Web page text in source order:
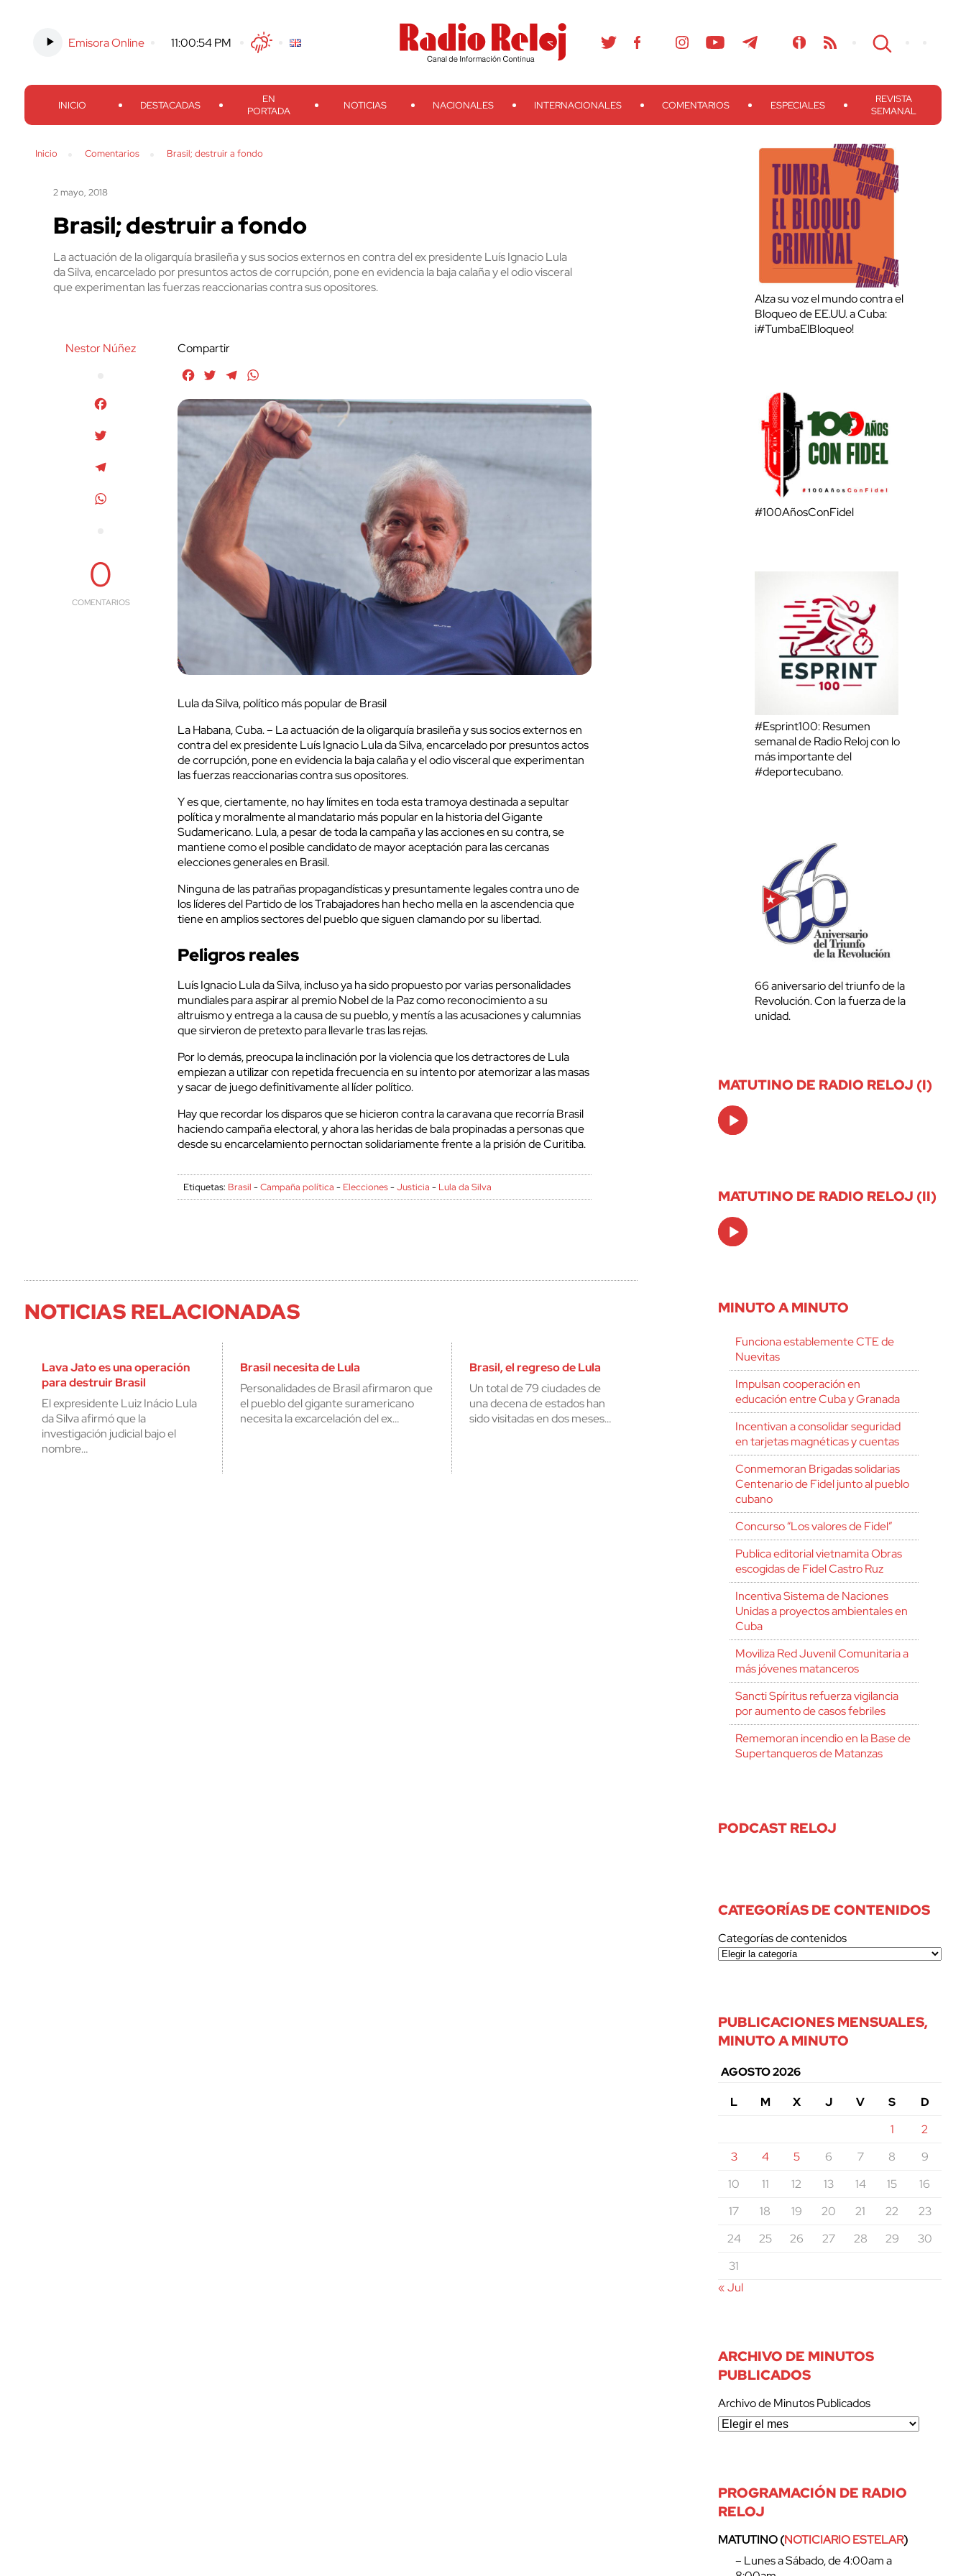
Emisora Online -11:00:55 PM TwitterFacebook
Threads
Instagram TelegramTeveo Ivoox RSS Search
INICIO DESTACADAS
EN
PORTADA
NOTICIAS NACIONALES INTERNACIONALES COMENTARIOS ESPECIALES
REVISTA
SEMANAL
Inicio Comentarios Brasil; destruir a fondo
2 mayo, 2018
Brasil; destruir a fondo
La actuación de la oligarquía brasileña y sus socios externos en contra del ex presidente Luís Ignacio Lula
da Silva, encarcelado por presuntos actos de corrupción, pone en evidencia la baja calaña y el odio visceral
que experimentan las fuerzas reaccionarias contra sus opositores.
Nestor Núñez
0
COMENTARIOS
Compartir
FacebookTwitterTelegram
Lula da Silva, político más popular de Brasil
La Habana, Cuba. – La actuación de la oligarquía brasileña y sus socios externos en
contra del ex presidente Luís Ignacio Lula da Silva, encarcelado por presuntos actos
de corrupción, pone en evidencia la baja calaña y el odio visceral que experimentan
las fuerzas reaccionarias contra sus opositores.
Y es que, ciertamente, no hay límites en toda esta tramoya destinada a sepultar
política y moralmente al mandatario más popular en la historia del Gigante
Sudamericano. Lula, a pesar de toda la campaña y las acciones en su contra, se
mantiene como el posible candidato de mayor aceptación para las cercanas
elecciones generales en Brasil.
Ninguna de las patrañas propagandísticas y presuntamente legales contra uno de
los líderes del Partido de los Trabajadores han hecho mella en la ascendencia que
tiene en amplios sectores del pueblo que siguen clamando por su libertad.
Peligros reales
Luís Ignacio Lula da Silva, incluso ya ha sido propuesto por varias personalidades
mundiales para aspirar al premio Nobel de la Paz como reconocimiento a su
altruismo y entrega a la causa de su pueblo, y mentís a las acusaciones y calumnias
que sirvieron de pretexto para llevarle tras las rejas.
Por lo demás, preocupa la inclinación por la violencia que los detractores de Lula
empiezan a utilizar con repetida frecuencia en su intento por atemorizar a las masas
y sacar de juego definitivamente al líder político.
Hay que recordar los disparos que se hicieron contra la caravana que recorría Brasil
haciendo campaña electoral, y ahora las heridas de bala propinadas a personas que
desde su encarcelamiento pernoctan solidariamente frente a la prisión de Curitiba.
Etiquetas: Brasil -Campaña política - Elecciones-Justicia - Lula da Silva
NOTICIAS RELACIONADAS
Lava Jato es una operación
para destruir Brasil
El expresidente Luiz Inácio Lula
da Silva afirmó que la
investigación judicial bajo el
nombre…
Brasil necesita de Lula
Personalidades de Brasil afirmaron que
el pueblo del gigante suramericano
necesita la excarcelación del ex…
Brasil, el regreso de Lula
Un total de 79 ciudades de
una decena de estados han
sido visitadas en dos meses…
Alza su voz el mundo contra el
Bloqueo de EE.UU. a Cuba:
¡#TumbaElBloqueo!
#100AñosConFidel
#Esprint100: Resumen
semanal de Radio Reloj con lo
más importante del
#deportecubano.
66 aniversario del triunfo de la
Revolución. Con la fuerza de la
unidad.
MATUTINO DE RADIO RELOJ (I)
Audio
Player
MATUTINO DE RADIO RELOJ (II)
Audio
Player
MINUTO A MINUTO
Funciona establemente CTE de
Nuevitas
Impulsan cooperación en
educación entre Cuba y Granada
Incentivan a consolidar seguridad
en tarjetas magnéticas y cuentas
Conmemoran Brigadas solidarias
Centenario de Fidel junto al pueblo
cubano
Concurso “Los valores de Fidel”
Publica editorial vietnamita Obras
escogidas de Fidel Castro Ruz
Incentiva Sistema de Naciones
Unidas a proyectos ambientales en
Cuba
Moviliza Red Juvenil Comunitaria a
más jóvenes matanceros
Sancti Spíritus refuerza vigilancia
por aumento de casos febriles
Rememoran incendio en la Base de
Supertanqueros de Matanzas
PODCAST RELOJ
CATEGORÍAS DE CONTENIDOS
Categorías de contenidos
PUBLICACIONES MENSUALES,
MINUTO A MINUTO
AGOSTO 2026
L
M X J V S
D
1
2
3
4 5 6 7 8
9
10
11 12 13 14 15
16
17
18 19 20 21 22
23
24
25 26 27 28 29
30
31
« Jul
ARCHIVO DE MINUTOS
PUBLICADOS
Archivo de Minutos Publicados
PROGRAMACIÓN DE RADIO
RELOJ
MATUTINO (NOTICIARIO ESTELAR)
– Lunes a Sábado, de 4:00am a